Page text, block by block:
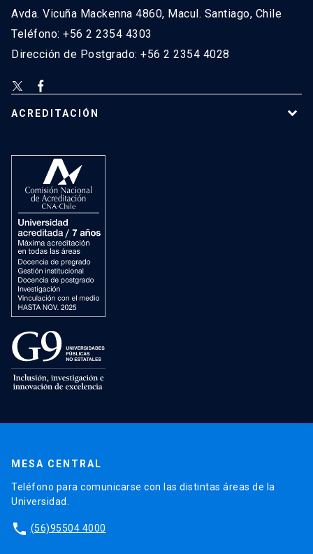
Avda. Vicuña Mackenna 4860, Macul. Santiago, Chile
Teléfono: +56 2 2354 4303
Dirección de Postgrado: +56 2 2354 4028
ACREDITACIÓN
MESA CENTRAL
Teléfono para comunicarse con las distintas áreas de la
Universidad.
phone (56)95504 4000